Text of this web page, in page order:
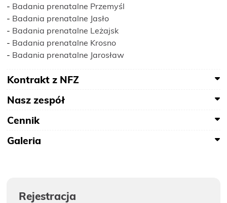
- Badania prenatalne Przemyśl
- Badania prenatalne Jasło
- Badania prenatalne Leżajsk
- Badania prenatalne Krosno
- Badania prenatalne Jarosław
Kontrakt z NFZ
Nasz zespół
Cennik
Galeria
Rejestracja